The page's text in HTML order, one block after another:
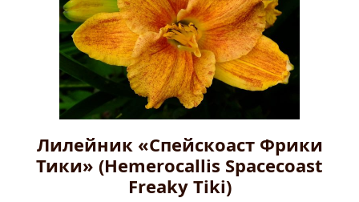
Лилейник «Спейскоаст Фрики
Тики» (Hemerocallis Spacecoast
Freaky Tiki)